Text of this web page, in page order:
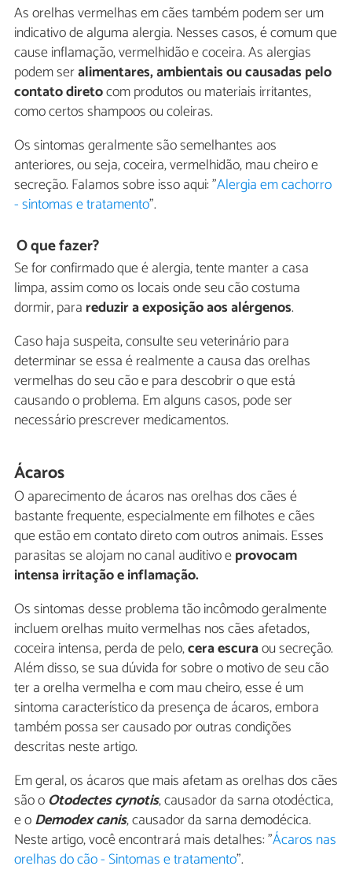
As orelhas vermelhas em cães também podem ser um
indicativo de alguma alergia. Nesses casos, é comum que
cause inflamação, vermelhidão e coceira. As alergias
podem seralimentares, ambientais ou causadas pelo
contatodiretocom produtos ou materiais irritantes,
como certos shampoos ou coleiras.
Os sintomas geralmente são semelhantes aos
anteriores, ou seja, coceira, vermelhidão, mau cheiro e
secreção. Falamos sobre isso aqui: "Alergia em cachorro
- sintomas e tratamento".
O que fazer?
Se for confirmado que é alergia, tente manter a casa
limpa, assim como os locais onde seu cão costuma
dormir, para reduzir a exposição aos alérgenos.
Caso haja suspeita, consulte seu veterinário para
determinar se essa é realmente a causa das orelhas
vermelhas do seu cão e para descobrir o que está
causando o problema. Em alguns casos, pode ser
necessário prescrever medicamentos.
Ácaros
O aparecimento de ácaros nas orelhas dos cães é
bastante frequente, especialmente em filhotes e cães
que estão em contato direto com outros animais. Esses
parasitas se alojam no canal auditivo eprovocam
intensa irritação e inflamação.
Os sintomas desse problema tão incômodo geralmente
incluem orelhas muito vermelhas nos cães afetados,
coceira intensa, perda de pelo,cera escuraou secreção.
Além disso, se sua dúvida for sobre o motivo de seu cão
ter a orelha vermelha e com mau cheiro, esse é um
sintoma característico da presença de ácaros, embora
também possa ser causado por outras condições
descritas neste artigo.
Em geral, os ácaros que mais afetam as orelhas dos cães
são o Otodectes cynotis, causador da sarna otodéctica,
e oDemodex canis, causador da sarna demodécica.
Neste artigo, você encontrará mais detalhes: "Ácaros nas
orelhas do cão - Sintomas e tratamento".